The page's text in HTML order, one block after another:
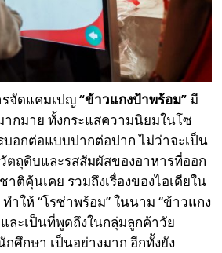
รจัดแคมเปญ“ข้าวแกงป้าพร้อม” มี
กมาย ทั้งกระแสความนิยมในโซ
บอกต่อแบบปากต่อปาก ไม่ว่าจะเป็น
วัตถุดิบและรสสัมผัสของอาหารที่ออก
ติคุ้นเคย รวมถึงเรื่องของไอเดียใน
ำให้ “โรซ่าพร้อม” ในนาม “ข้าวแกง
ละเป็นที่พูดถึงในกลุ่มลูกค้าวัย
ศึกษา เป็นอย่างมาก อีกทั้งยัง